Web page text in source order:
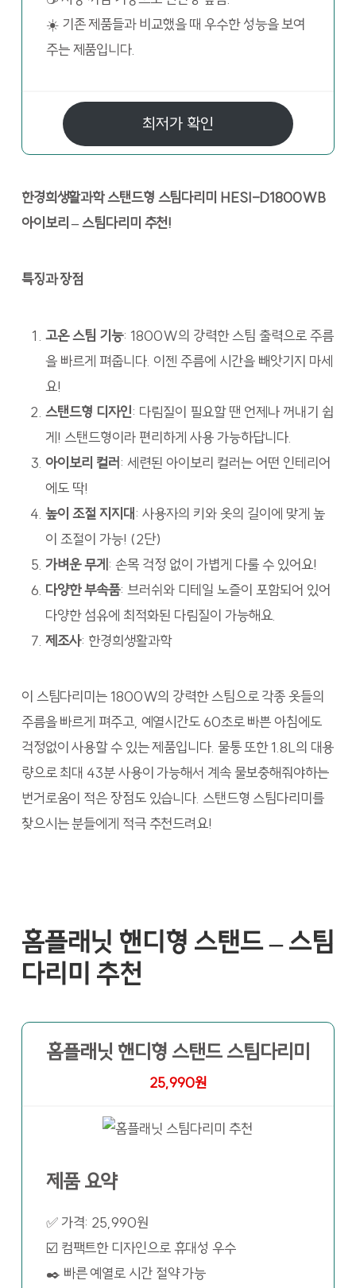
☀️ 기존 제품들과 비교했을 때 우수한 성능을 보여
주는 제품입니다.
최저가 확인
한경희생활과학 스탠드형 스팀다리미 HESI-D1800WB
아이보리 – 스팀다리미 추천!
특징과 장점
고온 스팀 기능: 1800W의 강력한 스팀 출력으로 주름
을 빠르게 펴줍니다. 이젠 주름에 시간을 빼앗기지 마세
요!
스탠드형 디자인: 다림질이 필요할 땐 언제나 꺼내기 쉽
게! 스탠드형이라 편리하게 사용 가능하답니다.
아이보리 컬러 : 세련된 아이보리 컬러는 어떤 인테리어
에도 딱!
높이 조절 지지대 : 사용자의 키와 옷의 길이에 맞게 높
이 조절이 가능! (2단)
가벼운 무게 : 손목 걱정 없이 가볍게 다룰 수 있어요!
다양한 부속품: 브러쉬와 디테일 노즐이 포함되어 있어
다양한 섬유에 최적화된 다림질이 가능해요.
제조사: 한경희생활과학
이 스팀다리미는 1800W의 강력한 스팀으로 각종 옷들의
주름을 빠르게 펴주고, 예열시간도 60초로 빠쁜 아침에도
걱정없이 사용할 수 있는 제품입니다. 물통 또한 1.8L의 대용
량으로 최대 43분 사용이 가능해서 계속 물보충해줘야하는
번거로움이 적은 장점도 있습니다. 스탠드형 스팀다리미를
찾으시는 분들에게 적극 추천드려요!
홈플래닛 핸디형 스탠드 – 스팀
다리미 추천
홈플래닛 핸디형 스탠드 스팀다리미
25,990원
제품 요약
✅ 가격: 25,990원
☑️ 컴팩트한 디자인으로 휴대성 우수
✒️ 빠른 예열로 시간 절약 가능